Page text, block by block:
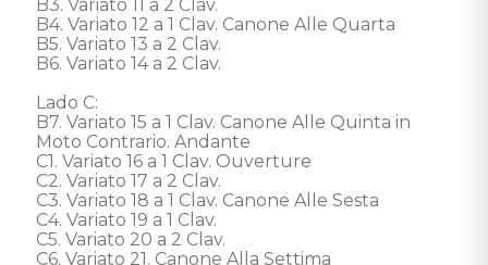
B3. Variato 11 a 2 Clav.
B4. Variato 12 a 1 Clav. Canone Alle Quarta
B5. Variato 13 a 2 Clav.
B6. Variato 14 a 2 Clav.
Lado C:
B7. Variato 15 a 1 Clav. Canone Alle Quinta in
Moto Contrario. Andante
C1. Variato 16 a 1 Clav. Ouverture
C2. Variato 17 a 2 Clav.
C3. Variato 18 a 1 Clav. Canone Alle Sesta
C4. Variato 19 a 1 Clav.
C5. Variato 20 a 2 Clav.
C6. Variato 21. Canone Alla Settima